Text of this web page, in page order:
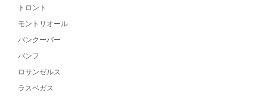
トロント
モントリオール
バンクーバー
バンフ
ロサンゼルス
ラスベガス